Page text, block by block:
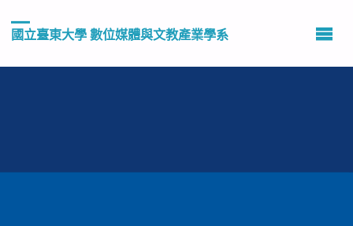
國立臺東大學 數位媒體與文教產業學系